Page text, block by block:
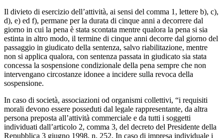
Il divieto di esercizio dell’attività, ai sensi del comma 1, lettere b), c),
d), e) ed f), permane per la durata di cinque anni a decorrere dal
giorno in cui la pena è stata scontata mentre qualora la pena si sia
estinta in altro modo, il termine di cinque anni decorre dal giorno del
passaggio in giudicato della sentenza, salvo riabilitazione, mentre
non si applica qualora, con sentenza passata in giudicato sia stata
concessa la sospensione condizionale della pena sempre che non
intervengano circostanze idonee a incidere sulla revoca della
sospensione.
In caso di società, associazioni od organismi collettivi, “i requisiti
morali devono essere posseduti dal legale rappresentante, da altra
persona preposta all’attività commerciale e da tutti i soggetti
individuati dall’articolo 2, comma 3, del decreto del Presidente della
Repubblica 3 giugno 1998, n. 252. In caso di impresa individuale i